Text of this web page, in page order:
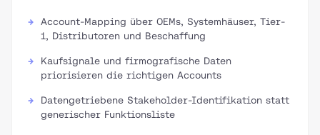
Account-Mapping über OEMs, Systemhäuser, Tier-
1, Distributoren und Beschaffung
Kaufsignale und firmografische Daten
priorisieren die richtigen Accounts
Datengetriebene Stakeholder-Identifikation statt
generischer Funktionsliste